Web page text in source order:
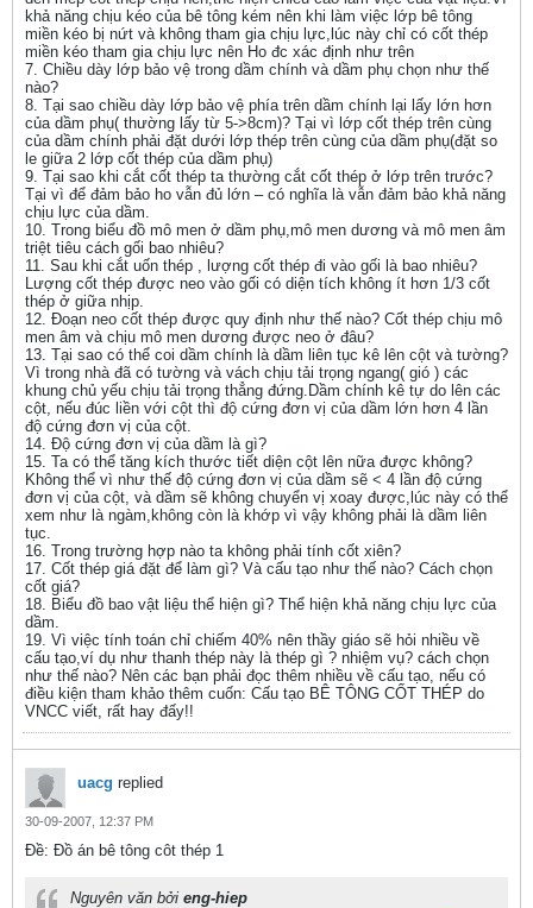
khả năng chịu kéo của bê tông kém nên khi làm việc lớp bê tông
miền kéo bị nứt và không tham gia chịu lực,lúc này chỉ có cốt thép
miền kéo tham gia chịu lực nên Ho đc xác định như trên
7. Chiều dày lớp bảo vệ trong dầm chính và dầm phụ chọn như thế
nào?
8. Tại sao chiều dày lớp bảo vệ phía trên dầm chính lại lấy lớn hơn
của dầm phụ( thường lấy từ 5->8cm)? Tại vì lớp cốt thép trên cùng
của dầm chính phải đặt dưới lớp thép trên cùng của dầm phụ(đặt so
le giữa 2 lớp cốt thép của dầm phụ)
9. Tại sao khi cắt cốt thép ta thường cắt cốt thép ở lớp trên trước?
Tại vì để đảm bảo ho vẫn đủ lớn – có nghĩa là vẫn đảm bảo khả năng
chịu lực của dầm.
10. Trong biểu đồ mô men ở dầm phụ,mô men dương và mô men âm
triệt tiêu cách gối bao nhiêu?
11. Sau khi cắt uốn thép , lượng cốt thép đi vào gối là bao nhiêu?
Lượng cốt thép được neo vào gối có diện tích không ít hơn 1/3 cốt
thép ở giữa nhịp.
12. Đoạn neo cốt thép được quy định như thế nào? Cốt thép chịu mô
men âm và chịu mô men dương được neo ở đâu?
13. Tại sao có thể coi dầm chính là dầm liên tục kê lên cột và tường?
Vì trong nhà đã có tường và vách chịu tải trọng ngang( gió ) các
khung chủ yếu chịu tải trọng thẳng đứng.Dầm chính kê tự do lên các
cột, nếu đúc liền với cột thì độ cứng đơn vị của dầm lớn hơn 4 lần
độ cứng đơn vị của cột.
14. Độ cứng đơn vị của dầm là gì?
15. Ta có thể tăng kích thước tiết diện cột lên nữa được không?
Không thể vì như thế độ cứng đơn vị của dầm sẽ < 4 lần độ cứng
đơn vị của cột, và dầm sẽ không chuyển vị xoay được,lúc này có thể
xem như là ngàm,không còn là khớp vì vậy không phải là dầm liên
tục.
16. Trong trường hợp nào ta không phải tính cốt xiên?
17. Cốt thép giá đặt để làm gì? Và cấu tạo như thế nào? Cách chọn
cốt giá?
18. Biểu đồ bao vật liệu thể hiện gì? Thể hiện khả năng chịu lực của
dầm.
19. Vì việc tính toán chỉ chiếm 40% nên thầy giáo sẽ hỏi nhiều về
cấu tạo,ví dụ như thanh thép này là thép gì ? nhiệm vụ? cách chọn
như thế nào? Nên các bạn phải đọc thêm nhiều về cấu tạo, nếu có
điều kiện tham khảo thêm cuốn: Cấu tạo BÊ TÔNG CỐT THÉP do
VNCC viết, rất hay đấy!!
uacg replied
30-09-2007, 12:37 PM
Ðề: Đồ án bê tông côt thép 1
Nguyên văn bởi eng-hiep